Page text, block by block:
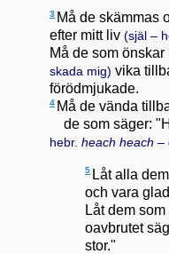
3 Må de skämmas
efter mitt liv (själ –
Må de som
skada mig) vika
förödmjukade.
4 Må de vända
de som säger:
hebr. heach heach –
5 Låt alla
och vara
Låt dem
oavbrutet
stor."